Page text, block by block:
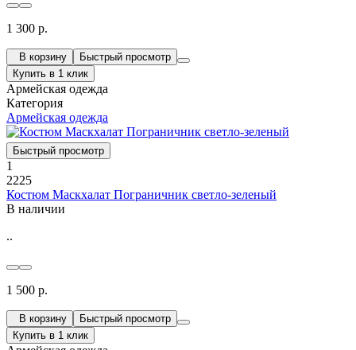
1 300 р.
В корзину
Быстрый просмотр
Купить в 1 клик
Армейская одежда
Категория
Армейская одежда
Быстрый просмотр
1
2225
Костюм Маскхалат Пограничник светло-зеленый
В наличии
..
1 500 р.
В корзину
Быстрый просмотр
Купить в 1 клик